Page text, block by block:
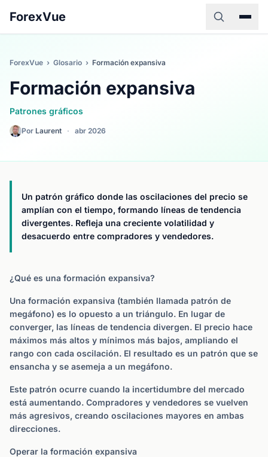
ForexVue
ForexVue › Glosario › Formación expansiva
Formación expansiva
Patrones gráficos
Por Laurent · abr 2026
Un patrón gráfico donde las oscilaciones del precio se
amplían con el tiempo, formando líneas de tendencia
divergentes. Refleja una creciente volatilidad y
desacuerdo entre compradores y vendedores.
¿Qué es una formación expansiva?
Una formación expansiva (también llamada patrón de
megáfono) es lo opuesto a un triángulo. En lugar de
converger, las líneas de tendencia divergen. El precio hace
máximos más altos y mínimos más bajos, ampliando el
rango con cada oscilación. El resultado es un patrón que se
ensancha y se asemeja a un megáfono.
Este patrón ocurre cuando la incertidumbre del mercado
está aumentando. Compradores y vendedores se vuelven
más agresivos, creando oscilaciones mayores en ambas
direcciones.
Operar la formación expansiva